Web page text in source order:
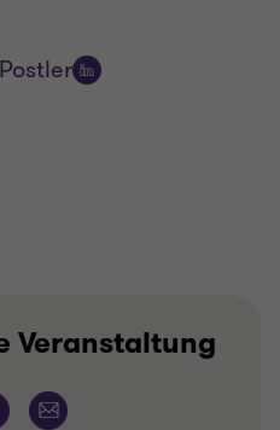
Veranstaltung